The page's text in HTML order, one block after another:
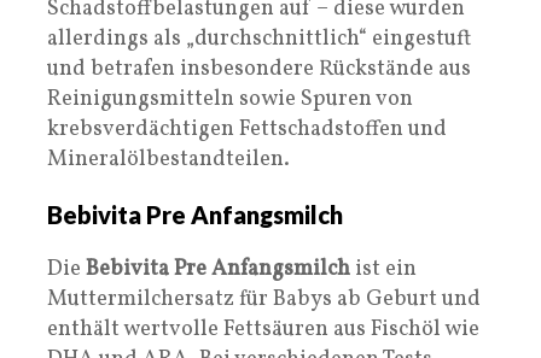
Schadstoffbelastungen auf – diese wurden
allerdings als „durchschnittlich“ eingestuft
und betrafen insbesondere Rückstände aus
Reinigungsmitteln sowie Spuren von
krebsverdächtigen Fettschadstoffen und
Mineralölbestandteilen.
Bebivita Pre Anfangsmilch
Die Bebivita Pre Anfangsmilch ist ein
Muttermilchersatz für Babys ab Geburt und
enthält wertvolle Fettsäuren aus Fischöl wie